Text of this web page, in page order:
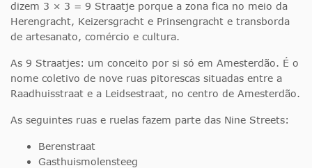
dizem 3 × 3 = 9 Straatje porque a zona fica no meio da
Herengracht, Keizersgracht e Prinsengracht e transborda
de artesanato, comércio e cultura.
As 9 Straatjes: um conceito por si só em Amesterdão. É o
nome coletivo de nove ruas pitorescas situadas entre a
Raadhuisstraat e a Leidsestraat, no centro de Amesterdão.
As seguintes ruas e ruelas fazem parte das Nine Streets:
Berenstraat
Gasthuismolensteeg